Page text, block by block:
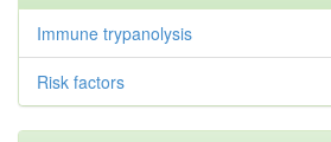
Immune trypanolysis
Risk factors